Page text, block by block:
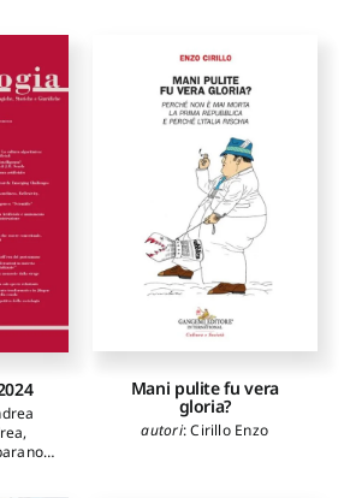
,
Mani pulite fu vera
gloria?
autori:Cirillo Enzo